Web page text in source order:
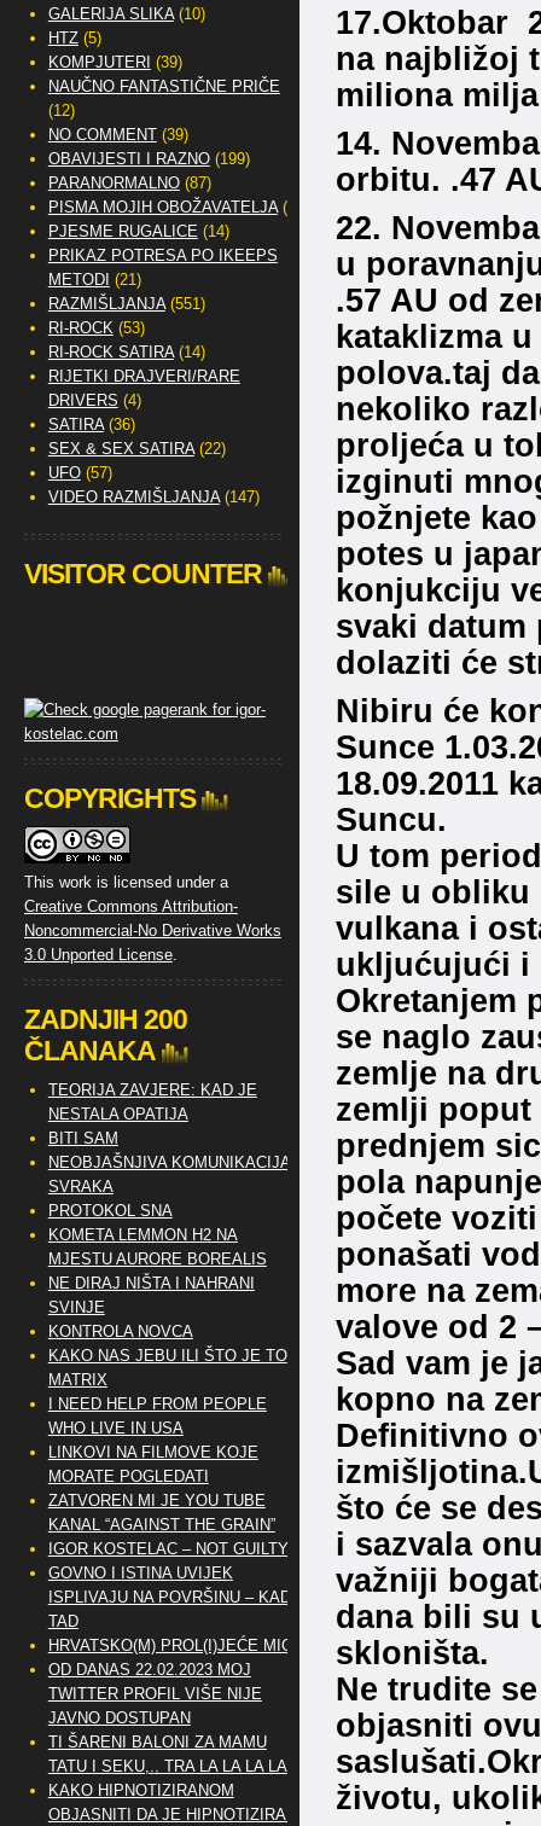
17.Oktobar
na najbližoj
miliona milja
14.
orbitu. .47
22.
u
.57 AU od
kataklizma
polova.taj
nekoliko
proljeća u
izginuti
požnjete
potes u
konjukciju
svaki datum
dolaziti će
Nibiru će
Sunce
18.09.2011
Suncu.
U tom
sile u obliku
vulkana i
ukljućujući i
Okretanjem
se naglo
zemlje na
zemlji poput
prednjem
pola
počete
ponašati
more na
valove od 2
Sad vam je
kopno na
Definitivno
što će se
i sazvala
važniji
dana bili su
skloništa.
Ne trudite
objasniti
životu,
GALERIJA SLIKA(10)
HTZ(5)
KOMPJUTERI (39)
NAUČNO FANTASTIČNE PRIČE
(12)
NO COMMENT(39)
OBAVIJESTI I RAZNO(199)
PARANORMALNO(87)
PISMA MOJIH OBOŽAVATELJA(2)
PJESME RUGALICE (14)
PRIKAZ POTRESA PO IKEEPS
METODI (21)
RAZMIŠLJANJA(551)
RI-ROCK(53)
RI-ROCK SATIRA(14)
RIJETKI DRAJVERI/RARE
DRIVERS (4)
SATIRA(36)
SEX & SEX SATIRA(22)
UFO(57)
VIDEO RAZMIŠLJANJA(147)
VISITOR COUNTER
COPYRIGHTS
This work is licensed under a
Creative Commons Attribution-
Noncommercial-No Derivative Works
3.0 Unported License.
ZADNJIH 200
ČLANAKA
TEORIJA ZAVJERE: KAD JE
NESTALA OPATIJA
BITI SAM
NEOBJAŠNJIVA KOMUNIKACIJA
SVRAKA
PROTOKOL SNA
KOMETA LEMMON H2 NA
MJESTU AURORE BOREALIS
NE DIRAJ NIŠTA I NAHRANI
SVINJE
KONTROLA NOVCA
KAKO NAS JEBU ILI ŠTO JE TO
MATRIX
I NEED HELP FROM PEOPLE
WHO LIVE IN USA
LINKOVI NA FILMOVE KOJE
MORATE POGLEDATI
ZATVOREN MI JE YOU TUBE
KANAL “AGAINST THE GRAIN”
IGOR KOSTELAC – NOT GUILTY
GOVNO I ISTINA UVIJEK
ISPLIVAJU NA POVRŠINU – KAD
TAD
HRVATSKO(M) PROL(I)JEĆE MIG
OD DANAS 22.02.2023 MOJ
TWITTER PROFIL VIŠE NIJE
JAVNO DOSTUPAN
TI ŠARENI BALONI ZA MAMU
TATU I SEKU,.. TRA LA LA LA LA
KAKO HIPNOTIZIRANOM
OBJASNITI DA JE HIPNOTIZIRAN